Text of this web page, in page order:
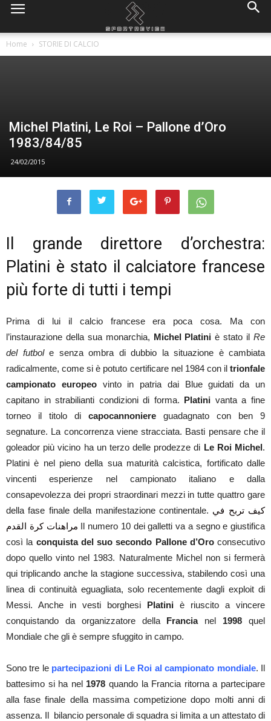
Home STORIE DI CALCIO
Michel Platini, Le Roi – Pallone d’Oro
1983/84/85
24/02/2015
Il grande direttore d’orchestra:
Platini è stato il calciatore francese
più forte di tutti i tempi
Prima di lui il calcio francese era poca cosa. Ma con
l’instaurazione della sua monarchia, Michel Platini è stato ilRe
del futbole senza ombra di dubbio la situazione è cambiata
radicalmente, come si è potuto certificare nel 1984 con il trionfale
campionato europeovinto in patria dai Blue guidati da un
capitano in strabilianti condizioni di forma. Platini vanta a fine
torneo il titolo di capocannoniere guadagnato con ben 9
segnature. La concorrenza viene stracciata. Basti pensare che il
goleador più vicino ha un terzo delle prodezze di Le Roi Michel.
Platini è nel pieno della sua maturità calcistica, fortificato dalle
vincenti esperienze nel campionato italiano e dalla
consapevolezza dei propri straordinari mezzi in tutte quattro gare
della fase finale della manifestazione continentale. كيف تربح في
مراهنات كرة القدم Il numero 10 dei galletti va a segno e giustifica
così la conquista del suo secondo Pallone d’Oroconsecutivo
dopo quello vinto nel 1983. Naturalmente Michel non si fermerà
qui triplicando anche la stagione successiva, stabilendo così una
linea di continuità eguagliata, solo recentemente dagli exploit di
Messi. Anche in vesti borghesi Platini è riuscito a vincere
conquistando da organizzatore della Francianel 1998 quel
Mondiale che gli è sempre sfuggito in campo.
Sono tre le partecipazioni di Le Roi al campionato mondiale. Il
battesimo si ha nel 1978 quando la Francia ritorna a partecipare
alla fase finale della massima competizione dopo molti anni di
assenza. Il bilancio personale di squadra si limita a un attestato di